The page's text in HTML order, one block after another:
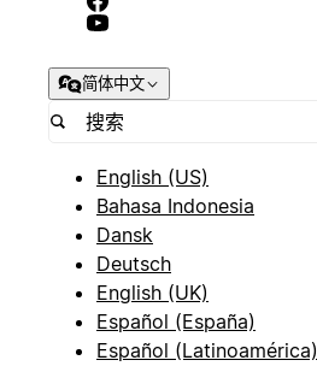
简体中文
English (US)
Bahasa Indonesia
Dansk
Deutsch
English (UK)
Español (España)
Español (Latinoamérica)